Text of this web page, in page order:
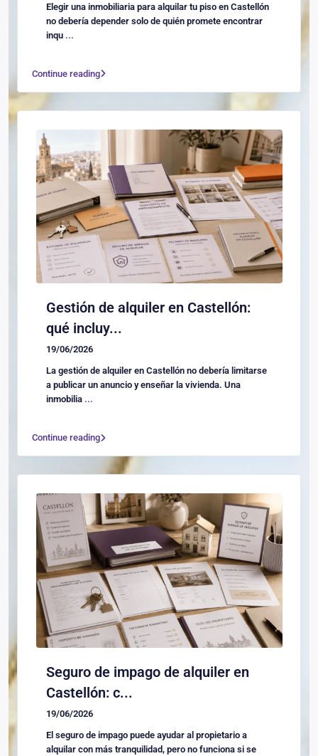
Elegir una inmobiliaria para alquilar tu piso en Castellón
no debería depender solo de quién promete encontrar
inqu ...
Continue reading
Gestión de alquiler en Castellón:
qué incluy...
19/06/2026
La gestión de alquiler en Castellón no debería limitarse
a publicar un anuncio y enseñar la vivienda. Una
inmobilia ...
Continue reading
Seguro de impago de alquiler en
Castellón: c...
19/06/2026
El seguro de impago puede ayudar al propietario a
alquilar con más tranquilidad, pero no funciona si se